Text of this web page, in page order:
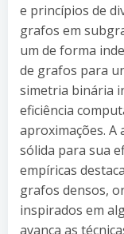
e princípios de
grafos em
um de forma
de grafos para
simetria binária
eficiência
aproximações. A
sólida para sua
empíricas
grafos densos,
inspirados em
avança as